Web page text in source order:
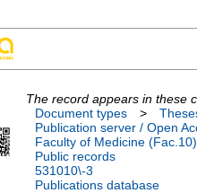
The record appears in these
Document types
>
Publication server / Open
Faculty of Medicine (Fac.10)
Public records
531010\-3
Publications database